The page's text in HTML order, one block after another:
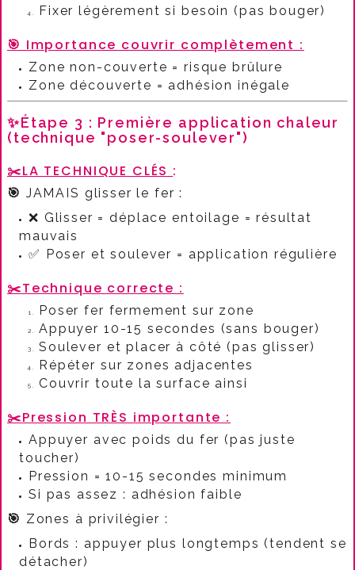
Fixer légèrement si besoin (pas bouger)
🎯 Importance couvrir complètement :​
Zone non-couverte = risque brûlure
Zone découverte = adhésion inégale
✨Étape 3 : Première application chaleur
(technique "poser-soulever")
✂️LA TECHNIQUE CLÉS :​
🎯 JAMAIS glisser le fer :​
❌ Glisser = déplace entoilage = résultat
mauvais
✅ Poser et soulever = application régulière
✂️Technique correcte :​
Poser fer fermement sur zone
Appuyer 10-15 secondes (sans bouger)
Soulever et placer à côté (pas glisser)
Répéter sur zones adjacentes
Couvrir toute la surface ainsi
✂️Pression TRÈS importante :​
Appuyer avec poids du fer (pas juste
toucher)
Pression = 10-15 secondes minimum
Si pas assez : adhésion faible
🎯 Zones à privilégier :​
Bords : appuyer plus longtemps (tendent se
détacher)